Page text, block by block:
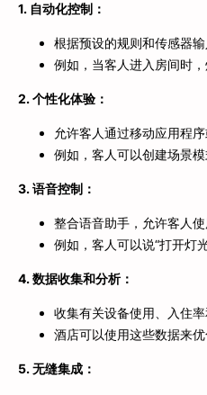
1. 自动化控制：
根据预设的规则和传感器
例如，当客人进入房间时，
2. 个性化体验：
允许客人通过移动应用程
例如，客人可以创建场景模
3. 语音控制：
整合语音助手，允许客人使
例如，客人可以说“打开灯
4. 数据收集和分析：
收集有关设备使用、入住率
酒店可以使用这些数据来
5. 无缝集成：